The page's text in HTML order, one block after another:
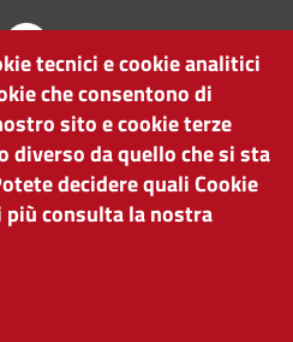
DI BOLZANO
Bolzano
DELLO
tecnici e cookie analitici
che consentono di
sito e cookie terze
da quello che si sta
decidere quali Cookie
più consulta la nostra